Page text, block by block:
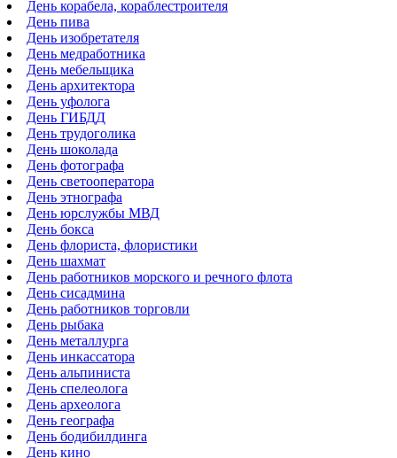
День корабела, кораблестроителя
День пива
День изобретателя
День медработника
День мебельщика
День архитектора
День уфолога
День ГИБДД
День трудоголика
День шоколада
День фотографа
День светооператора
День этнографа
День юрслужбы МВД
День бокса
День флориста, флористики
День шахмат
День работников морского и речного флота
День сисадмина
День работников торговли
День рыбака
День металлурга
День инкассатора
День альпиниста
День спелеолога
День археолога
День географа
День бодибилдинга
День кино